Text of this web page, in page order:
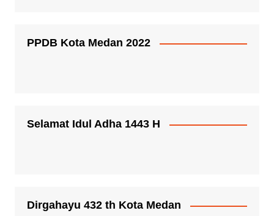
PPDB Kota Medan 2022
Selamat Idul Adha 1443 H
Dirgahayu 432 th Kota Medan